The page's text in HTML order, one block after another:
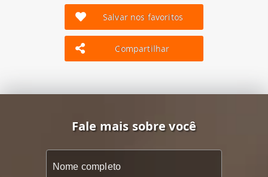
Salvar nos favoritos
Compartilhar
Fale mais sobre você